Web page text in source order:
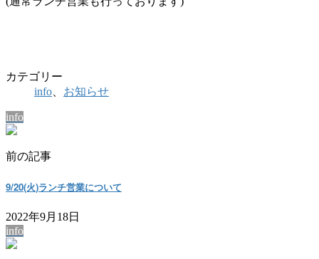
カテゴリー
info お知らせ
info
前の記事
9/20(火)ランチ営業について
2022年9月18日
info